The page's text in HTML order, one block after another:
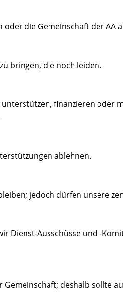
die Gemeinschaft der AA
bringen, die noch leiden.
finanzieren oder
ablehnen.
jedoch dürfen unsere
Dienst-Ausschüsse und -
deshalb sollte